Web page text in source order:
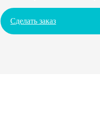
Сделать заказ